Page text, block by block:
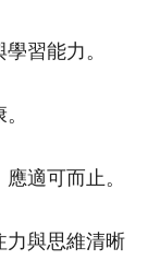
習能力。
適可而止。
力與思維清晰